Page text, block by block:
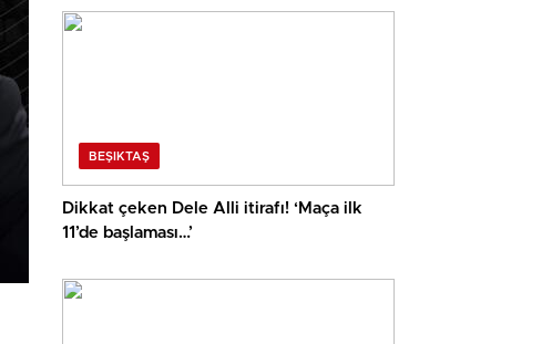
BEŞIKTAŞ
Dikkat çeken Dele Alli itirafı! ‘Maça ilk
11’de başlaması…’